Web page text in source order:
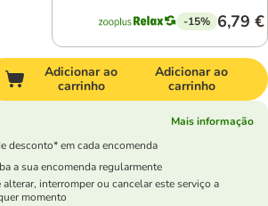
-15% 6,79 €
Adicionar ao
carrinho
Adicionar ao
carrinho
Mais informação
desconto* em cada encomenda
a sua encomenda regularmente
alterar, interromper ou cancelar este serviço a
momento